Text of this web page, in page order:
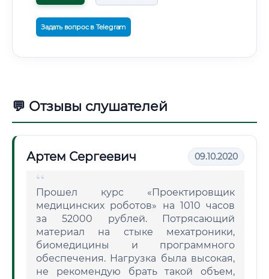
Задать вопрос в Telegram
💬 Отзывы слушателей
Артем Сергеевич 09.10.2020
Прошел курс «Проектировщик
медицинских роботов» на 1010 часов
за 52000 рублей. Потрясающий
материал на стыке мехатроники,
биомедицины и программного
обеспечения. Нагрузка была высокая,
не рекомендую брать такой объем,